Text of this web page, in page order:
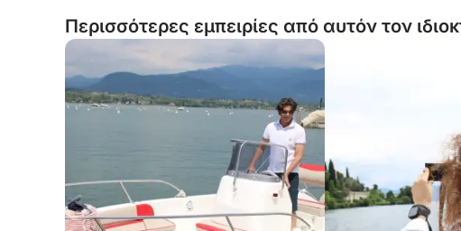
Περισσότερες εμπειρίες από αυτόν τον